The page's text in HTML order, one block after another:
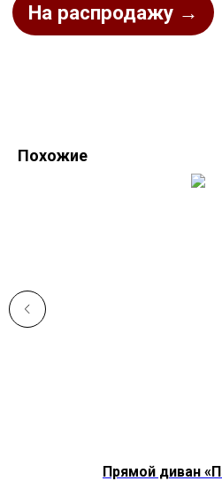
Похожие
Прямой диван